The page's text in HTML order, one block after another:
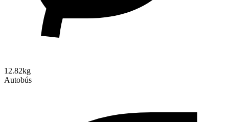
12.82kg
Autobús